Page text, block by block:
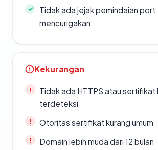
Tidak ada jejak pemindaian port
mencurigakan
Kekurangan
Tidak ada HTTPS atau sertifikat
terdeteksi
Otoritas sertifikat kurang umum
Domain lebih muda dari 12 bulan